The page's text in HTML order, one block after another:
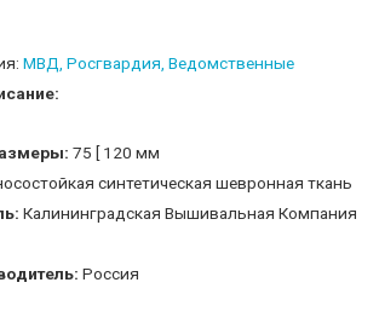
МВД, Росгвардия, Ведомственные
75 [ 120 мм
синтетическая шевронная ткань
Калининградская Вышивальная Компания
Россия